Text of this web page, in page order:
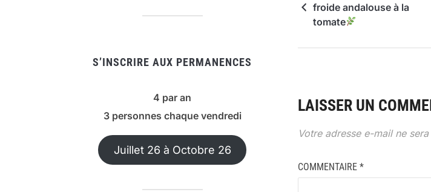
froide andalouse à la
tomate
LAISSER UN
Votre adresse e-mail ne
COMMENTAIRE *
S’INSCRIRE AUX PERMANENCES
4 par an
3 personnes chaque vendredi
Juillet 26 à Octobre 26